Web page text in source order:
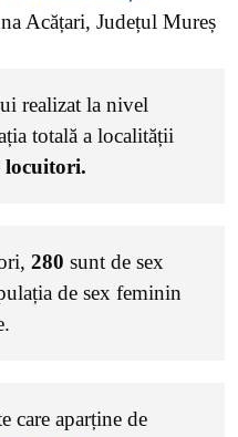
Acățari, Județul Mureș
realizat la nivel
totală a localității
locuitori.
280 sunt de sex
de sex feminin
care aparține de